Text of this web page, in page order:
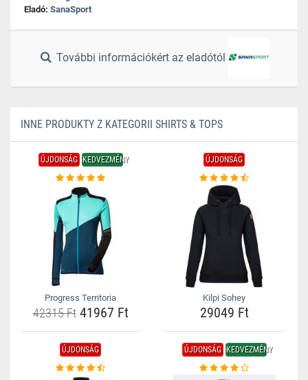
Eladó: SanaSport
További információkért az eladótól
INNE PRODUKTY Z KATEGORII SHIRTS & TOPS
ÚJDONSÁG KEDVEZMÉNY
Progress Territoria
42315 Ft41967 Ft
ÚJDONSÁG
Kilpi Sohey
29049 Ft
ÚJDONSÁG ÚJDONSÁG KEDVEZMÉNY